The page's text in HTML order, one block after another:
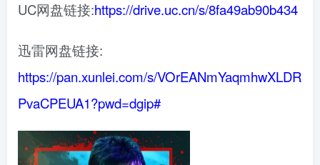
UC网盘链接:https://drive.uc.cn/s/8fa49ab90b434
迅雷网盘链接:
https://pan.xunlei.com/s/VOrEANmYaqmhwXLDR
PvaCPEUA1?pwd=dgip#